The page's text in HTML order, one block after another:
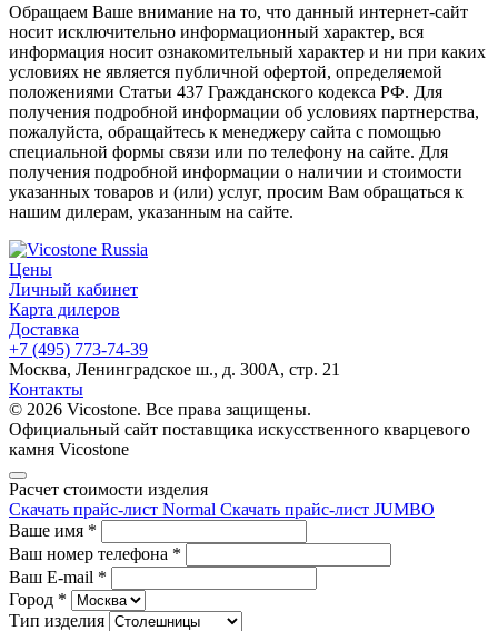
Обращаем Ваше внимание на то, что данный интернет-сайт
носит исключительно информационный характер, вся
информация носит ознакомительный характер и ни при каких
условиях не является публичной офертой, определяемой
положениями Статьи 437 Гражданского кодекса РФ. Для
получения подробной информации об условиях партнерства,
пожалуйста, обращайтесь к менеджеру сайта с помощью
специальной формы связи или по телефону на сайте. Для
получения подробной информации о наличии и стоимости
указанных товаров и (или) услуг, просим Вам обращаться к
нашим дилерам, указанным на сайте.
Цены
Личный кабинет
Карта дилеров
Доставка
+7 (495) 773-74-39
Москва, Ленинградское ш., д. 300А, стр. 21
Контакты
© 2026 Vicostone. Все права защищены.
Официальный сайт поставщика искусственного кварцевого
камня Vicostone
Расчет стоимости изделия
Скачать прайс-лист Normal Скачать прайс-лист JUMBO
Ваше имя *
Ваш номер телефона *
Ваш E-mail *
Город *
Тип изделия